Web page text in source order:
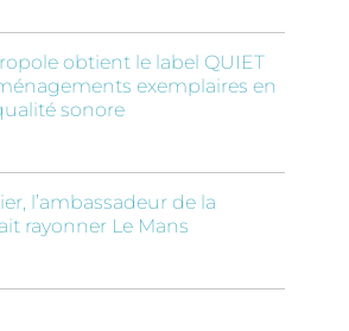
obtient le label QUIET
exemplaires en
sonore
l’ambassadeur de la
rayonner Le Mans